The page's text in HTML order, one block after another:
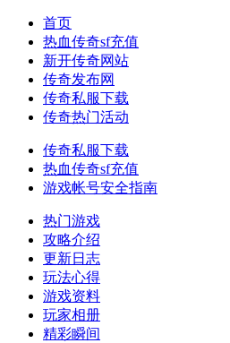
首页
热血传奇sf充值
新开传奇网站
传奇发布网
传奇私服下载
传奇热门活动
传奇私服下载
热血传奇sf充值
游戏帐号安全指南
热门游戏
攻略介绍
更新日志
玩法心得
游戏资料
玩家相册
精彩瞬间